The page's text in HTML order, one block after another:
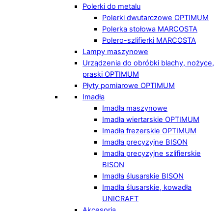
Polerki do metalu
Polerki dwutarczowe OPTIMUM
Polerka stołowa MARCOSTA
Polero-szlifierki MARCOSTA
Lampy maszynowe
Urządzenia do obróbki blachy, nożyce,
praski OPTIMUM
Płyty pomiarowe OPTIMUM
Imadła
Imadła maszynowe
Imadła wiertarskie OPTIMUM
Imadła frezerskie OPTIMUM
Imadła precyzyjne BISON
Imadła precyzyjne szlifierskie
BISON
Imadła ślusarskie BISON
Imadła ślusarskie, kowadła
UNICRAFT